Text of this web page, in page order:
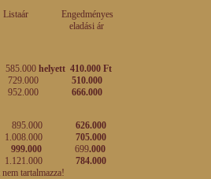
ár
helyett 410.000 Ft
510.000
952.000 666.000
895.000
626.000
705.000
699.000
784.000
tartalmazza!